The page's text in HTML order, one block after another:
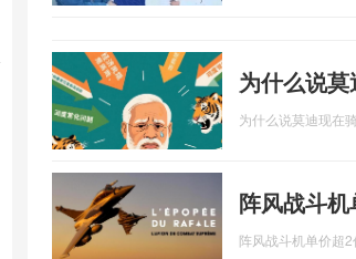
为什么说
为什么说莫迪现在
阵风战斗
阵风战斗机单价超2